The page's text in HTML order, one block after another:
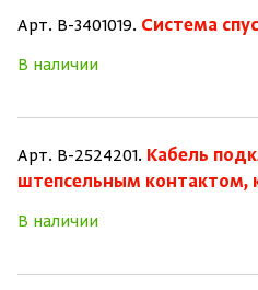
Арт. B-3401019. Система
В наличии
Арт. B-2524201. Кабель
штепсельным контактом,
В наличии